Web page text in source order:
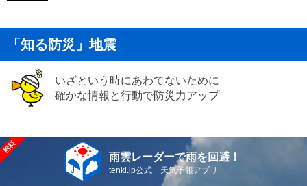
「知る防災」地震
いざという時にあわてないために
確かな情報と行動で防災力アップ
雨雲レーダーで雨を回避！
tenki.jp公式 天気予報アプリ